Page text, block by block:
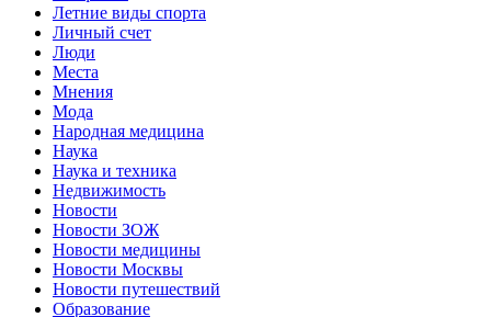
Летние виды спорта
Личный счет
Люди
Места
Мнения
Мода
Народная медицина
Наука
Наука и техника
Недвижимость
Новости
Новости ЗОЖ
Новости медицины
Новости Москвы
Новости путешествий
Образование